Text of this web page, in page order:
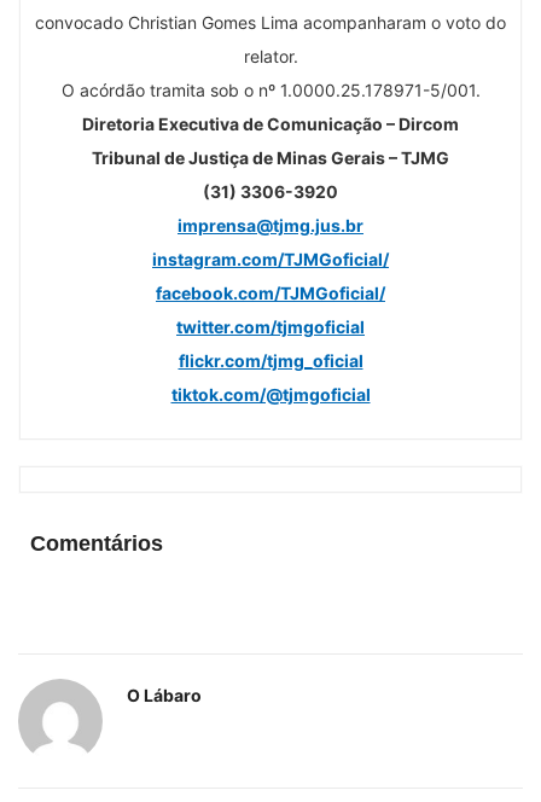
convocado Christian Gomes Lima acompanharam o voto do
relator.
O acórdão tramita sob o nº 1.0000.25.178971-5/001.
Diretoria Executiva de Comunicação – Dircom
Tribunal de Justiça de Minas Gerais – TJMG
(31) 3306-3920
imprensa@tjmg.jus.br
instagram.com/TJMGoficial/
facebook.com/TJMGoficial/
twitter.com/tjmgoficial
flickr.com/tjmg_oficial
tiktok.com/@tjmgoficial
Comentários
O Lábaro